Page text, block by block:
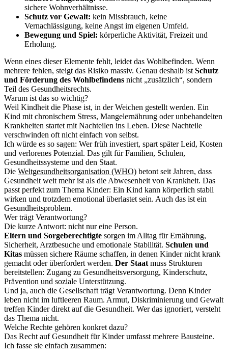
sichere Wohnverhältnisse.
Schutz vor Gewalt: kein Missbrauch, keine
Vernachlässigung, keine Angst im eigenen Umfeld.
Bewegung und Spiel: körperliche Aktivität, Freizeit und
Erholung.
Wenn eines dieser Elemente fehlt, leidet das Wohlbefinden. Wenn
mehrere fehlen, steigt das Risiko massiv. Genau deshalb ist Schutz
und Förderung des Wohlbefindens nicht „zusätzlich“, sondern
Teil des Gesundheitsrechts.
Warum ist das so wichtig?
Weil Kindheit die Phase ist, in der Weichen gestellt werden. Ein
Kind mit chronischem Stress, Mangelernährung oder unbehandelten
Krankheiten startet mit Nachteilen ins Leben. Diese Nachteile
verschwinden oft nicht einfach von selbst.
Ich würde es so sagen: Wer früh investiert, spart später Leid, Kosten
und verlorenes Potenzial. Das gilt für Familien, Schulen,
Gesundheitssysteme und den Staat.
Die Weltgesundheitsorganisation (WHO) betont seit Jahren, dass
Gesundheit weit mehr ist als die Abwesenheit von Krankheit. Das
passt perfekt zum Thema Kinder: Ein Kind kann körperlich stabil
wirken und trotzdem emotional überlastet sein. Auch das ist ein
Gesundheitsproblem.
Wer trägt Verantwortung?
Die kurze Antwort: nicht nur eine Person.
Eltern und Sorgeberechtigte sorgen im Alltag für Ernährung,
Sicherheit, Arztbesuche und emotionale Stabilität. Schulen und
Kitas müssen sichere Räume schaffen, in denen Kinder nicht krank
gemacht oder überfordert werden. Der Staat muss Strukturen
bereitstellen: Zugang zu Gesundheitsversorgung, Kinderschutz,
Prävention und soziale Unterstützung.
Und ja, auch die Gesellschaft trägt Verantwortung. Denn Kinder
leben nicht im luftleeren Raum. Armut, Diskriminierung und Gewalt
treffen Kinder direkt auf die Gesundheit. Wer das ignoriert, versteht
das Thema nicht.
Welche Rechte gehören konkret dazu?
Das Recht auf Gesundheit für Kinder umfasst mehrere Bausteine.
Ich fasse sie einfach zusammen: